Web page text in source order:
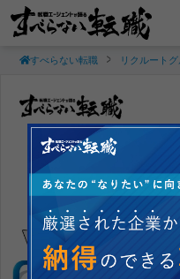
すべらない転職 リクルート